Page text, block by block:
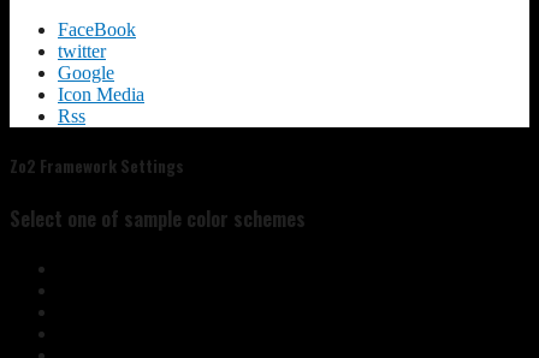
FaceBook
twitter
Google
Icon Media
Rss
Zo2 Framework Settings
Select one of sample color schemes